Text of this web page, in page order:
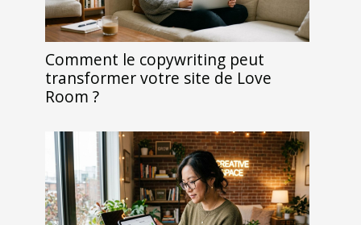
Comment le copywriting peut
transformer votre site de Love
Room ?